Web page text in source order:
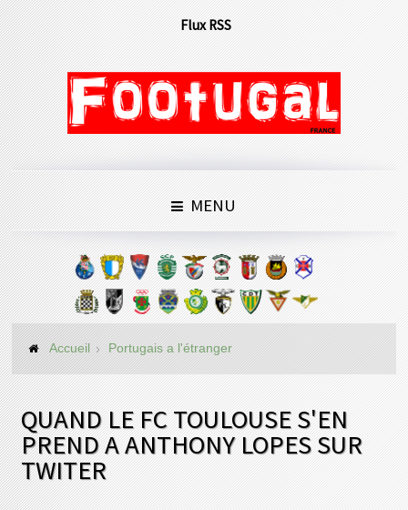
Flux RSS
MENU
Accueil Portugais a l'étranger
QUAND LE FC TOULOUSE S'EN
PREND A ANTHONY LOPES SUR
TWITER